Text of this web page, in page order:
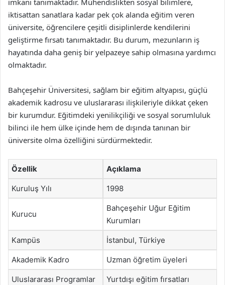
imkanı tanımaktadır. Mühendislikten sosyal bilimlere,
iktisattan sanatlara kadar pek çok alanda eğitim veren
üniversite, öğrencilere çeşitli disiplinlerde kendilerini
geliştirme fırsatı tanımaktadır. Bu durum, mezunların iş
hayatında daha geniş bir yelpazeye sahip olmasına yardımcı
olmaktadır.
Bahçeşehir Üniversitesi, sağlam bir eğitim altyapısı, güçlü
akademik kadrosu ve uluslararası ilişkileriyle dikkat çeken
bir kurumdur. Eğitimdeki yenilikçiliği ve sosyal sorumluluk
bilinci ile hem ülke içinde hem de dışında tanınan bir
üniversite olma özelliğini sürdürmektedir.
Özellik Açıklama
Kuruluş Yılı 1998
Kurucu
Bahçeşehir Uğur Eğitim
Kurumları
Kampüs İstanbul, Türkiye
Akademik Kadro Uzman öğretim üyeleri
Uluslararası Programlar Yurtdışı eğitim fırsatları